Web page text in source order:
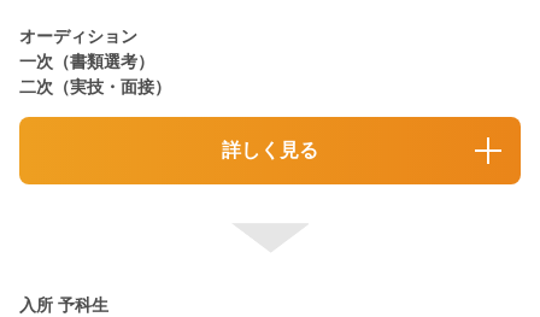
オーディション
一次（書類選考）
二次（実技・面接）
詳しく見る
入所 予科生